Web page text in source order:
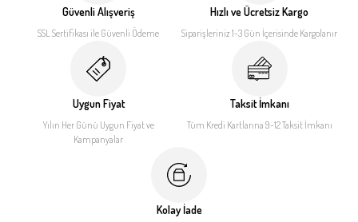
Güvenli Alışveriş
SSL Sertifikası ile Güvenli Ödeme
Hızlı ve Ücretsiz Kargo
Siparişleriniz 1-3 Gün İçerisinde Kargolanır
Uygun Fiyat
Yılın Her Günü Uygun Fiyatve
Kampanyalar
Taksit İmkanı
Tüm Kredi Kartlarına 9-12Taksit İmkanı
Kolay İade